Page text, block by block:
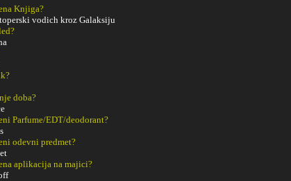
Knjiga?
vodich kroz Galaksiju
doba?
Parfume/EDT/deodorant?
odevni predmet?
aplikacija na majici?